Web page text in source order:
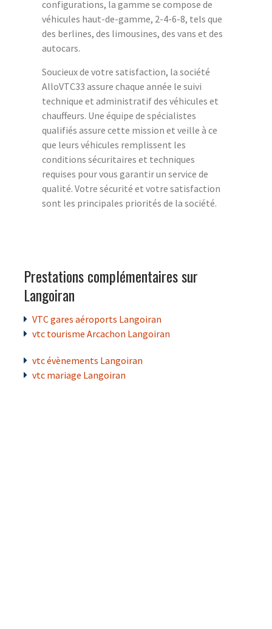
configurations, la gamme se compose de
véhicules haut-de-gamme, 2-4-6-8, tels que
des berlines, des limousines, des vans et des
autocars.
Soucieux de votre satisfaction, la société
AlloVTC33 assure chaque année le suivi
technique et administratif des véhicules et
chauffeurs. Une équipe de spécialistes
qualifiés assure cette mission et veille à ce
que leurs véhicules remplissent les
conditions sécuritaires et techniques
requises pour vous garantir un service de
qualité. Votre sécurité et votre satisfaction
sont les principales priorités de la société.
Prestations complémentaires sur
Langoiran
VTC gares aéroports Langoiran
vtc tourisme Arcachon Langoiran
vtc évènements Langoiran
vtc mariage Langoiran